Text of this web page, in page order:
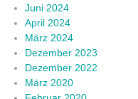
Juni 2024
April 2024
März 2024
Dezember 2023
Dezember 2022
März 2020